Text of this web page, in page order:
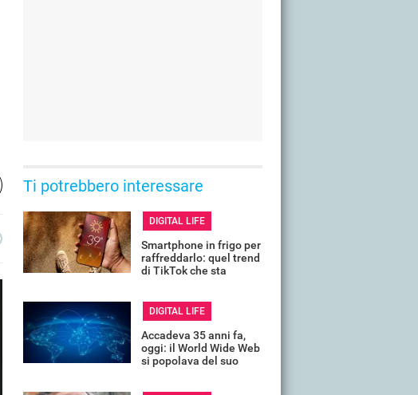
Ti potrebbero interessare
DIGITAL LIFE
Smartphone in frigo per
raffreddarlo: quel trend
di TikTok che sta
DIGITAL LIFE
Accadeva 35 anni fa,
oggi: il World Wide Web
si popolava del suo